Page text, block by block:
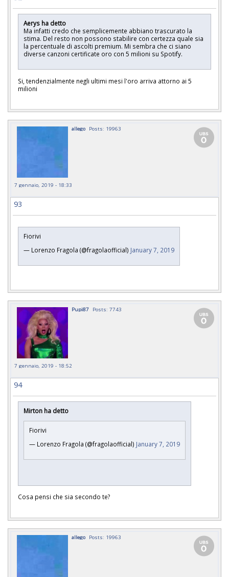
Aerys ha detto
Ma infatti credo che semplicemente abbiano trascurato la
stima. Del resto non possono stabilire con certezza quale sia
la percentuale di ascolti premium. Mi sembra che ci siano
diverse canzoni certificate oro con 5 milioni su Spotify.
Si, tendenzialmente negli ultimi mesi l'oro arriva attorno ai 5
milioni
allego Posts: 19963
7 gennaio, 2019 - 18:33
93
Fiorivi
— Lorenzo Fragola (@fragolaofficial) January 7, 2019
Pupi87 Posts: 7743
7 gennaio, 2019 - 18:52
94
Mirton ha detto
Fiorivi
— Lorenzo Fragola (@fragolaofficial) January 7, 2019
Cosa pensi che sia secondo te?
allego Posts: 19963